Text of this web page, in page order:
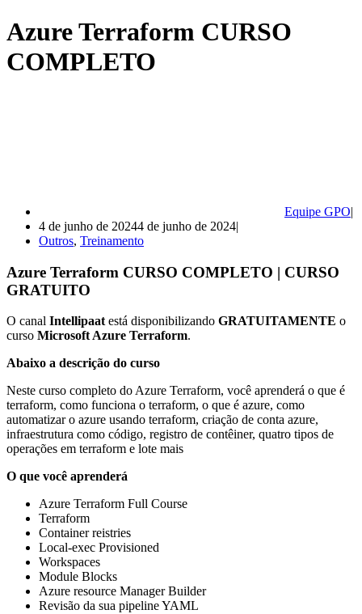
Azure Terraform CURSO
COMPLETO
Equipe GPO
4 de junho de 20244 de junho de 2024
Outros, Treinamento
Azure Terraform CURSO COMPLETO | CURSO
GRATUITO
O canal Intellipaat está disponibilizando GRATUITAMENTE o
curso Microsoft Azure Terraform.
Abaixo a descrição do curso
Neste curso completo do Azure Terraform, você aprenderá o que é
terraform, como funciona o terraform, o que é azure, como
automatizar o azure usando terraform, criação de conta azure,
infraestrutura como código, registro de contêiner, quatro tipos de
operações em terraform e lote mais
O que você aprenderá
Azure Terraform Full Course
Terraform
Container reistries
Local-exec Provisioned
Workspaces
Module Blocks
Azure resource Manager Builder
Revisão da sua pipeline YAML